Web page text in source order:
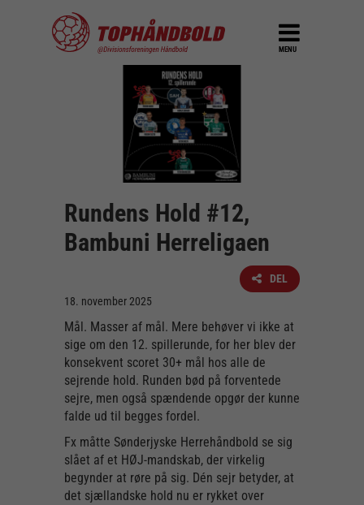
MENU
Rundens Hold #12,
Bambuni Herreligaen
DEL
18. november 2025
Mål. Masser af mål. Mere behøver vi ikke at
sige om den 12. spillerunde, for her blev der
konsekvent scoret 30+ mål hos alle de
sejrende hold. Runden bød på forventede
sejre, men også spændende opgør der kunne
falde ud til begges fordel.
Fx måtte Sønderjyske Herrehåndbold se sig
slået af et HØJ-mandskab, der virkelig
begynder at røre på sig. Dén sejr betyder, at
det sjællandske hold nu er rykket over